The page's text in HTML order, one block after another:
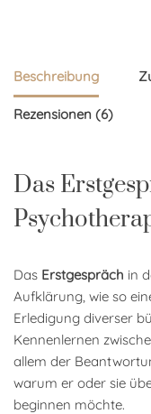
Beschreibung
Rezensionen (6)
Das
Das Erstgespräch in
Aufklärung, wie so
Erledigung diverser
Kennenlernen
allem der
warum er oder sie
beginnen möchte.